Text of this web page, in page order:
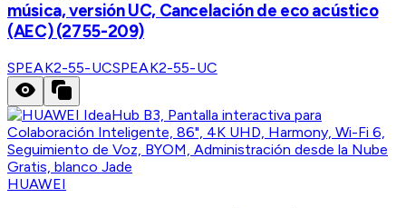
música, versión UC, Cancelación de eco acústico
(AEC) (2755-209)
SPEAK2-55-UCSPEAK2-55-UC
HUAWEI